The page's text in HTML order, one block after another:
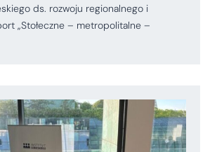
ds. rozwoju regionalnego i
„Stołeczne – metropolitalne –